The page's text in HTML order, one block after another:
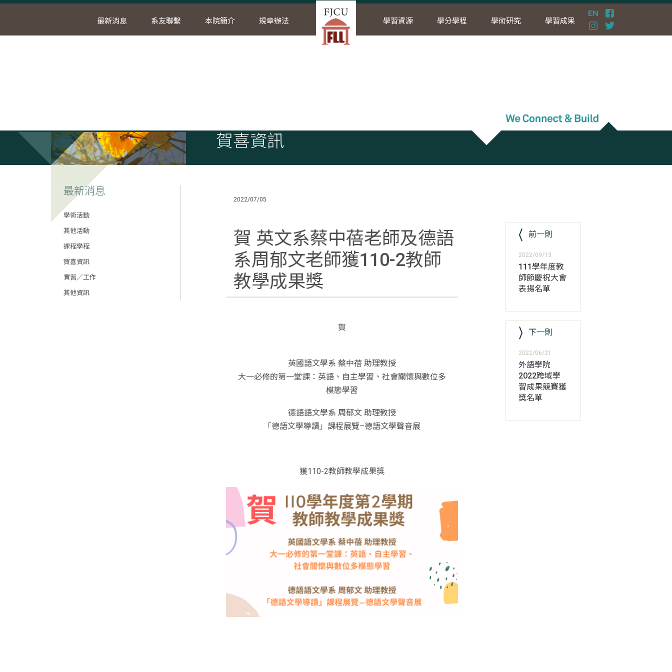
最新消息 系友聯繫 本院簡介 規章辦法 學習資源 學分學程 學術研究 學習成果
賀喜資訊
最新消息
學術活動
其他活動
課程學程
賀喜資訊
實習／工作
其他資訊
2022/07/05
賀 英文系蔡中蓓老師及德語
系周郁文老師獲110-2教師
教學成果獎
賀
英國語文學系 蔡中蓓 助理教授
大一必修的第一堂課：英語、自主學習、社會關懷與數位多
模態學習
德語語文學系 周郁文 助理教授
「德語文學導讀」課程展覽–德語文學聲音展
獲110-2教師教學成果獎
前一則
2022/09/13
111學年度教
師節慶祝大會
表揚名單
下一則
2022/06/21
外語學院
2022跨域學
習成果競賽獲
獎名單